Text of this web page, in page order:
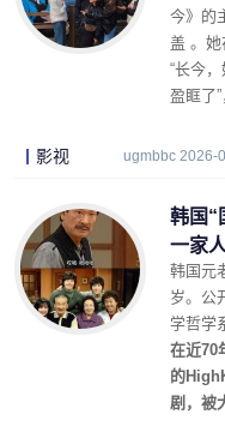
今》的
盖 。她
“长今
盈眶了
影视 ugmbbc 2026-
韩国“
一家
韩国元
岁。公
学哲学
在近70
的
剧，被